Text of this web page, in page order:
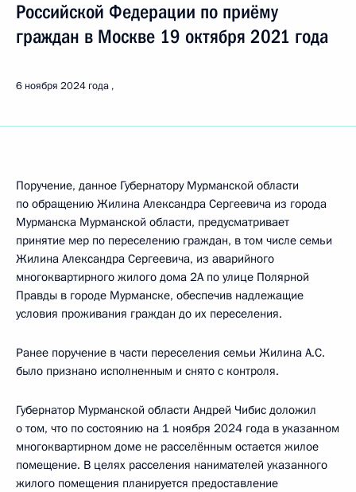
Российской Федерации по приёму
граждан в Москве 19 октября 2021 года
6 ноября 2024 года
Поручение, данное Губернатору Мурманской области
по обращению Жилина Александра Сергеевича из города
Мурманска Мурманской области, предусматривает
принятие мер по переселению граждан, в том числе семьи
Жилина Александра Сергеевича, из аварийного
многоквартирного жилого дома 2А по улице Полярной
Правды в городе Мурманске, обеспечив надлежащие
условия проживания граждан до их переселения.
Ранее поручение в части переселения семьи Жилина А.С.
было признано исполненным и снято с контроля.
Губернатор Мурманской области Андрей Чибис доложил
о том, что по состоянию на 1 ноября 2024 года в указанном
многоквартирном доме не расселённым остается жилое
помещение. В целях расселения нанимателей указанного
жилого помещения планируется предоставление